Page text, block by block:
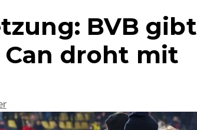
BVB gibt
droht mit